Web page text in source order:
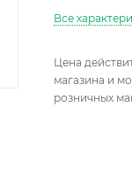
Все
Цена
магазина и
розничных